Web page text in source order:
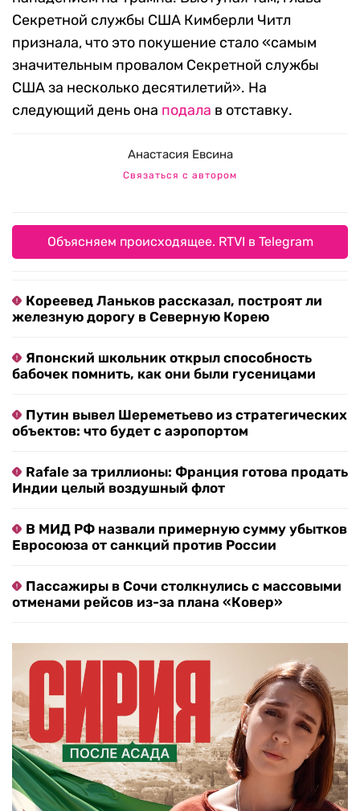
Секретной службы США Кимберли Читл
признала, что это покушение стало «самым
значительным провалом Секретной службы
США за несколько десятилетий». На
следующий день она подала в отставку.
Анастасия Евсина
Связаться с автором
Объясняем происходящее. RTVI в Telegram
Кореевед Ланьков рассказал, построят ли
железную дорогу в Северную Корею
Японский школьник открыл способность
бабочек помнить, как они были гусеницами
Путин вывел Шереметьево из стратегических
объектов: что будет с аэропортом
Rafale за триллионы: Франция готова продать
Индии целый воздушный флот
В МИД РФ назвали примерную сумму убытков
Евросоюза от санкций против России
Пассажиры в Сочи столкнулись с массовыми
отменами рейсов из-за плана «Ковер»